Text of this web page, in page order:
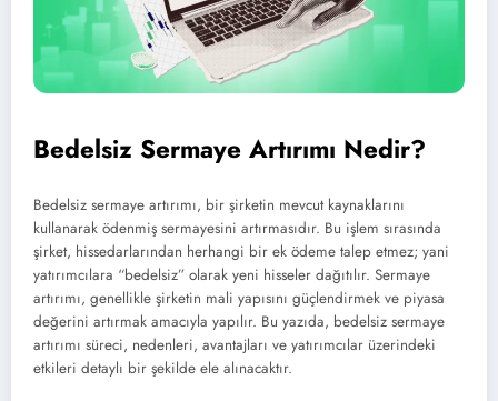
Bedelsiz Sermaye Artırımı Nedir?
Bedelsiz sermaye artırımı, bir şirketin mevcut kaynaklarını
kullanarak ödenmiş sermayesini artırmasıdır. Bu işlem sırasında
şirket, hissedarlarından herhangi bir ek ödeme talep etmez; yani
yatırımcılara “bedelsiz” olarak yeni hisseler dağıtılır. Sermaye
artırımı, genellikle şirketin mali yapısını güçlendirmek ve piyasa
değerini artırmak amacıyla yapılır. Bu yazıda, bedelsiz sermaye
artırımı süreci, nedenleri, avantajları ve yatırımcılar üzerindeki
etkileri detaylı bir şekilde ele alınacaktır.